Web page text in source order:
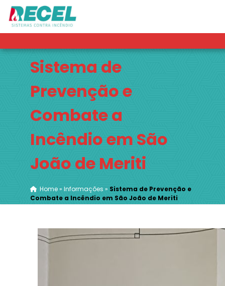
Sistema de
Prevenção e
Combate a
Incêndio em São
João de Meriti
Home» Informações » Sistema de Prevenção e
Combate a Incêndio em São João de Meriti